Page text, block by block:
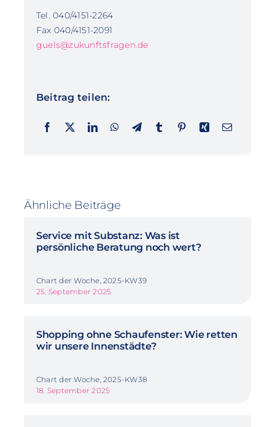
Tel. 040/4151-2264
Fax 040/4151-2091
guels@zukunftsfragen.de
Beitrag teilen:
Ähnliche Beiträge
Service mit Substanz: Was ist
persönliche Beratung noch wert?
Chart der Woche, 2025-KW39
25. September 2025
Shopping ohne Schaufenster: Wie retten
wir unsere Innenstädte?
Chart der Woche, 2025-KW38
18. September 2025